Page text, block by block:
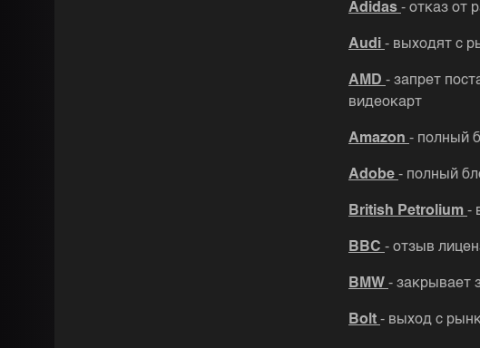
Adidas - отказ от
Audi - выходят с
AMD - запрет
видеокарт
Amazon - полный
Adobe - полный
British Petrolium -
BBC - отзыв
BMW - закрывает
Bolt - выход с